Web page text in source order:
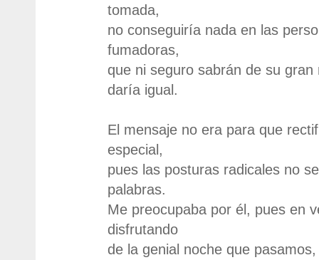
tomada,
no conseguiría nada en las
fumadoras,
que ni seguro sabrán de su
daría igual.
El mensaje no era para que
especial,
pues las posturas radicales no
palabras.
Me preocupaba por él, pues en
disfrutando
de la genial noche que pasamos,